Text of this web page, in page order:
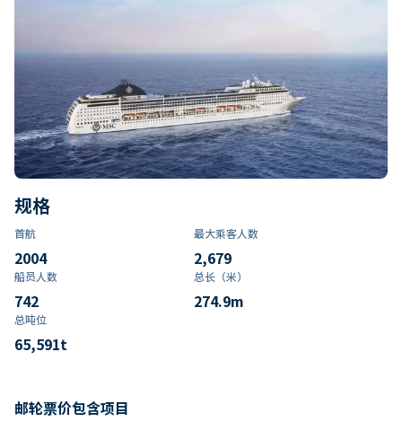
规格
首航
2004
最大乘客人数
2,679
船员人数
742
总长（米）
274.9m
总吨位
65,591t
邮轮票价包含项目